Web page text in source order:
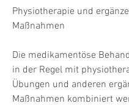
Physiotherapie und
Maßnahmen
Die medikamentöse
in der Regel mit
Übungen und anderen
Maßnahmen kombiniert